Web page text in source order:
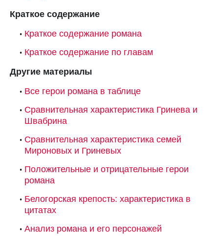
Краткое содержание
Краткое содержание романа
Краткое содержание по главам
Другие материалы
Все герои романа в таблице
Сравнительная характеристика Гринева и
Швабрина
Сравнительная характеристика семей
Мироновых и Гриневых
Положительные и отрицательные герои
романа
Белогорская крепость: характеристика в
цитатах
Анализ романа и его персонажей